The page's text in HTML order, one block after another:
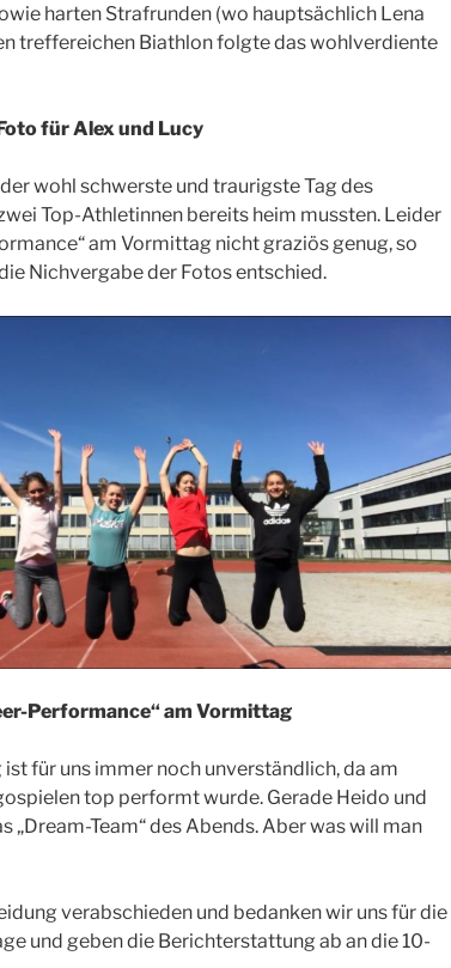
harten Strafrunden (wo hauptsächlich Lena
treffereichen Biathlon folgte das wohlverdiente
für Alex und Lucy
wohl schwerste und traurigste Tag des
Top-Athletinnen bereits heim mussten. Leider
am Vormittag nicht graziös genug, so
Nichvergabe der Fotos entschied.
Performance“ am Vormittag
für uns immer noch unverständlich, da am
top performt wurde. Gerade Heido und
„Dream-Team“ des Abends. Aber was will man
verabschieden und bedanken wir uns für die
und geben die Berichterstattung ab an die 10-